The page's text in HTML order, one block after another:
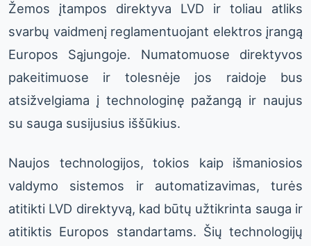
Žemos įtampos direktyva LVD ir toliau atliks
svarbų vaidmenį reglamentuojant elektros įrangą
Europos Sąjungoje. Numatomuose direktyvos
pakeitimuose ir tolesnėje jos raidoje bus
atsižvelgiama į technologinę pažangą ir naujus
su sauga susijusius iššūkius.
Naujos technologijos, tokios kaip išmaniosios
valdymo sistemos ir automatizavimas, turės
atitikti LVD direktyvą, kad būtų užtikrinta sauga ir
atitiktis Europos standartams. Šių technologijų